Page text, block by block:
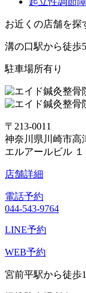
お近くの店舗を探
溝の口駅から徒歩
駐車場所有り
〒213-0011
神奈川県川崎市高
エルアールビル １
店舗詳細
電話予約
044-543-9764
LINE予約
WEB予約
宮前平駅から徒歩